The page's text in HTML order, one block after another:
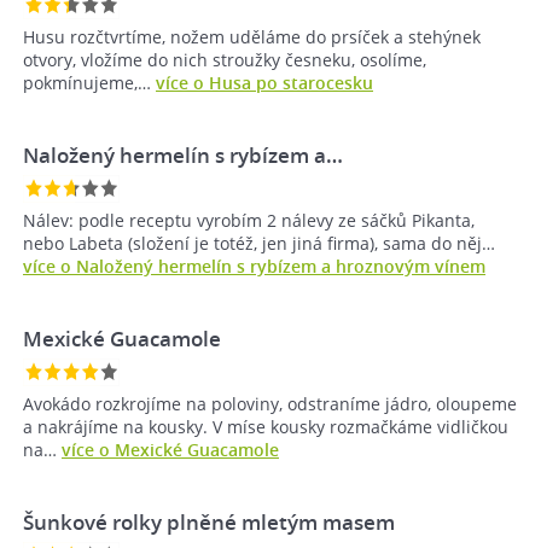
Husu rozčtvrtíme, nožem uděláme do prsíček a stehýnek
otvory, vložíme do nich stroužky česneku, osolíme,
pokmínujeme,… více o Husa po starocesku
Naložený hermelín s rybízem a…
Nálev: podle receptu vyrobím 2 nálevy ze sáčků Pikanta,
nebo Labeta (složení je totéž, jen jiná firma), sama do něj…
více o Naložený hermelín s rybízem a hroznovým vínem
Mexické Guacamole
Avokádo rozkrojíme na poloviny, odstraníme jádro, oloupeme
a nakrájíme na kousky. V míse kousky rozmačkáme vidličkou
na… více o Mexické Guacamole
Šunkové rolky plněné mletým masem